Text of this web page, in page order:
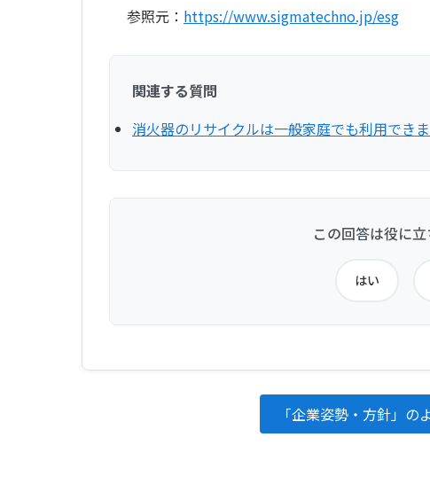
参照元： https://www.sigmatechno.jp/esg
関連する質問
消火器のリサイクルは一般家庭でも利用でき
この回答は役に
はい
「企業姿勢・方針」の